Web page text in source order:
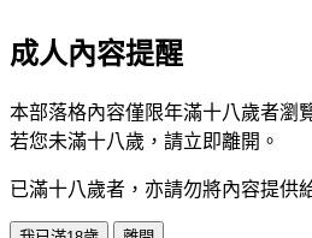
成人內容提醒
本部落格內容僅限年滿十八歲者瀏
若您未滿十八歲，請立即離開。
已滿十八歲者，亦請勿將內容提供